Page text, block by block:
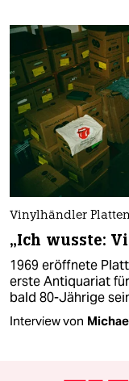
Vinylhändler
„Ich wusste:
1969 eröffnete
erste Antiquariat
bald 80-Jährige
Interview von